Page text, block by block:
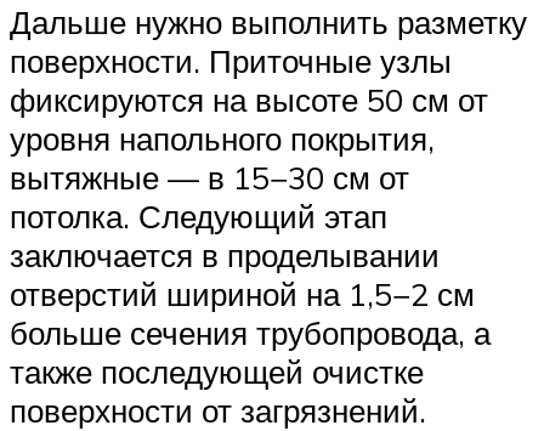
Дальше нужно выполнить разметку
поверхности. Приточные узлы
фиксируются на высоте 50 см от
уровня напольного покрытия,
вытяжные — в 15−30 см от
потолка. Следующий этап
заключается в проделывании
отверстий шириной на 1,5−2 см
больше сечения трубопровода, а
также последующей очистке
поверхности от загрязнений.